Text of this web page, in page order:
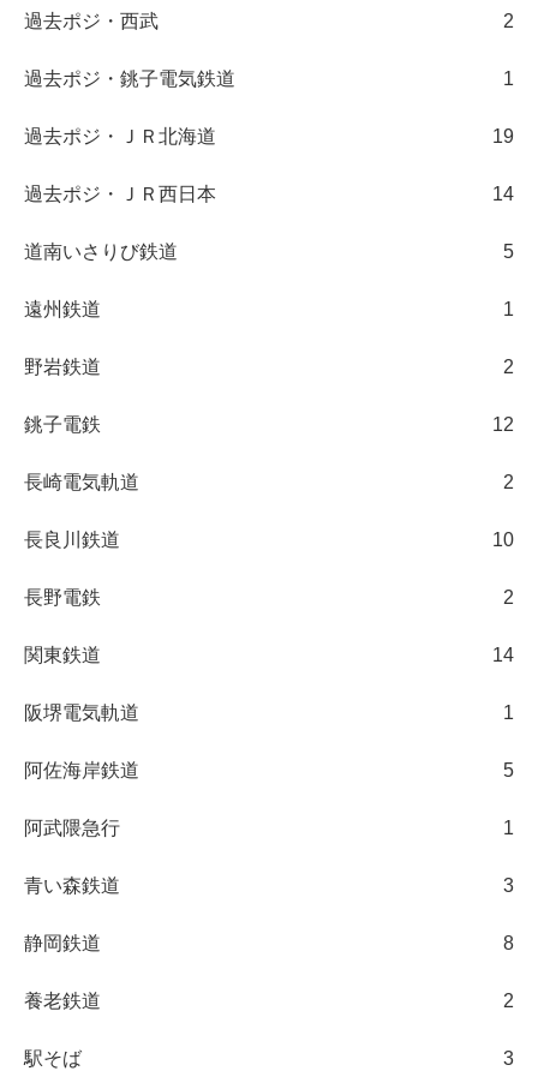
過去ポジ・西武 2
過去ポジ・銚子電気鉄道 1
過去ポジ・ＪＲ北海道 19
過去ポジ・ＪＲ西日本 14
道南いさりび鉄道 5
遠州鉄道 1
野岩鉄道 2
銚子電鉄 12
長崎電気軌道 2
長良川鉄道 10
長野電鉄 2
関東鉄道 14
阪堺電気軌道 1
阿佐海岸鉄道 5
阿武隈急行 1
青い森鉄道 3
静岡鉄道 8
養老鉄道 2
駅そば 3